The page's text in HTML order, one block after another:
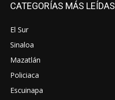
CATEGORÍAS MÁS LEÍDAS
El Sur
Sinaloa
Mazatlán
Policiaca
Escuinapa